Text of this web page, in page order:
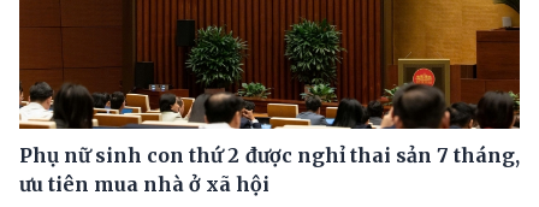
Phụ nữ sinh con thứ 2 được nghỉ thai sản 7 tháng,
ưu tiên mua nhà ở xã hội